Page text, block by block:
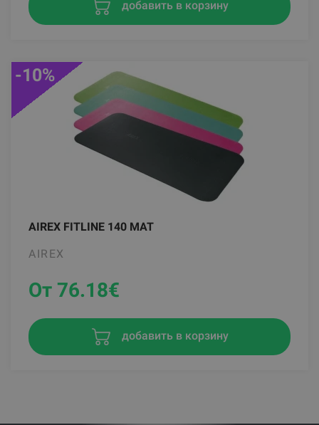
добавить в корзину
AIREX FITLINE 140 MAT
AIREX
-10%
От 76.18€
добавить в корзину